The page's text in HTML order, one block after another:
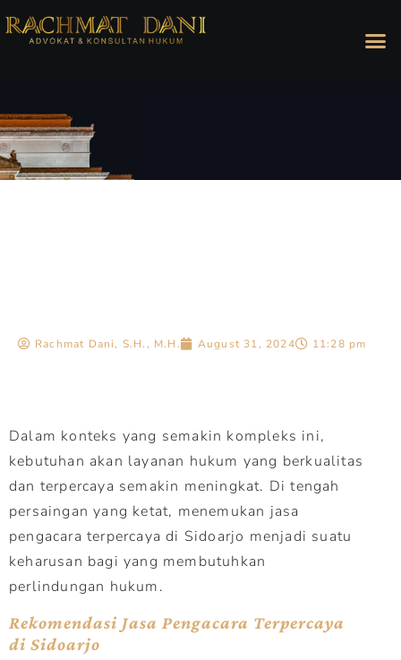
Rachmat Dani, S.H., M.H. August 31, 2024 11:28 pm
Dalam konteks yang semakin kompleks ini,
kebutuhan akan layanan hukum yang berkualitas
dan terpercaya semakin meningkat. Di tengah
persaingan yang ketat, menemukan jasa
pengacara terpercaya di Sidoarjo menjadi suatu
keharusan bagi yang membutuhkan
perlindungan hukum.
Rekomendasi Jasa Pengacara Terpercaya
di Sidoarjo